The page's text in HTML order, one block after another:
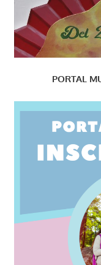
PORTAL